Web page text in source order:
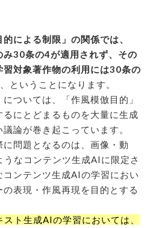
的による制限」の関係では、
み30条の4が適用されず、その
習対象著作物の利用には30条の
、ということになります。
ついては、「作風模倣目的」
にとどまるものを大量に生成
論が巻き起こっています。
問題となるのは、画像・動
なコンテンツ生成AIに限定さ
ンテンツ生成AIの学習におい
表現・作風再現を目的とする
ト生成AIの学習においては、